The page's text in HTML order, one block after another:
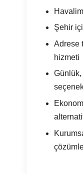
Şehir
Adrese
hizmeti
Günlük,